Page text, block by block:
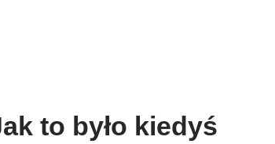
to było kiedyś